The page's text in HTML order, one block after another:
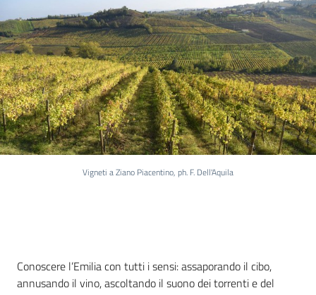
Food
Valley
news
Menu selezionato
Le
strade
dei
Vigneti a Ziano Piacentino, ph. F. Dell'Aquila
Introduzione
Conoscere l’Emilia con tutti i sensi: assaporando il cibo,
annusando il vino, ascoltando il suono dei torrenti e del